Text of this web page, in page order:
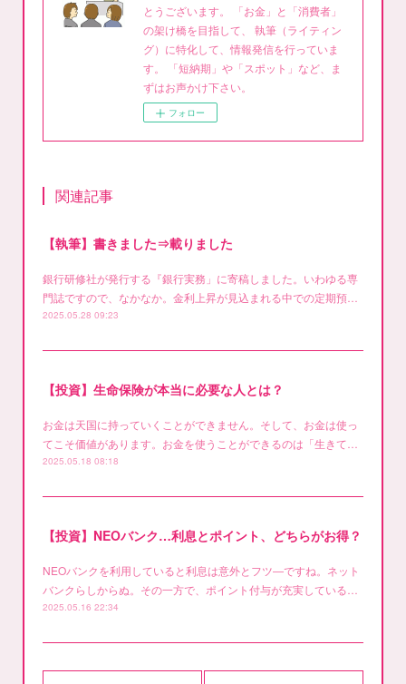
とうございます。 「お金」と「消費者」
の架け橋を目指して、 執筆（ライティン
グ）に特化して、情報発信を行っていま
す。 「短納期」や「スポット」など、ま
ずはお声かけ下さい。
フォロー
関連記事
【執筆】書きました⇒載りました
銀行研修社が発行する『銀行実務」に寄稿しました。いわゆる専
門誌ですので、なかなか。金利上昇が見込まれる中での定期預…
2025.05.28 09:23
【投資】生命保険が本当に必要な人とは？
お金は天国に持っていくことができません。そして、お金は使っ
てこそ価値があります。お金を使うことができるのは「生きて…
2025.05.18 08:18
【投資】NEOバンク…利息とポイント、どちらがお得？
NEOバンクを利用していると利息は意外とフツ―ですね。ネット
バンクらしからぬ。その一方で、ポイント付与が充実している…
2025.05.16 22:34